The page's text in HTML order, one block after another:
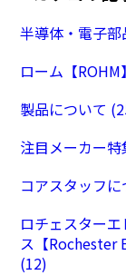
半導体・電子
ローム【
製品について
注目メーカー
コアスタッフ
ロチェスター
ス【Rochester
(12)